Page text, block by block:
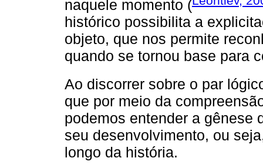
naquele momento (
histórico possibilita a
objeto, que nos permite
quando se tornou base para
Ao discorrer sobre o par
que por meio da
podemos entender a gênese
seu desenvolvimento, ou
longo da história.